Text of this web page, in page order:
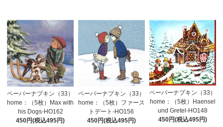
ペーパーナプキン（33）
home：（5枚）Max with
his Dogs-HO162
450円(税込495円)
ペーパーナプキン（33）
home：（5枚）ファース
トデート-HO156
450円(税込495円)
ペーパーナプキン（33）
home：（5枚）Haensel
und Gretel-HO148
450円(税込495円)